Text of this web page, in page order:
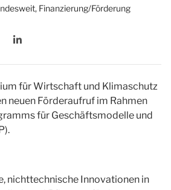
Finanzierung/Förderung
für Wirtschaft und Klimaschutz
neuen Förderaufruf im Rahmen
für Geschäftsmodelle und
nichttechnische Innovationen in